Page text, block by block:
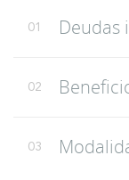
01 Deudas
02
03